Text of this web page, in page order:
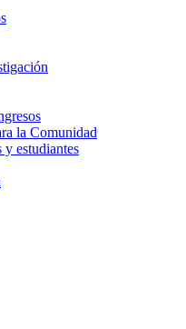
la Comunidad
y estudiantes